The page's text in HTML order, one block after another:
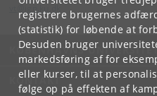
registrere brugernes
(statistik) for løbende at
Desuden bruger
markedsføring af for
eller kurser, til at
følge op på effekten af
KØBENHAVNS
KONTAKT